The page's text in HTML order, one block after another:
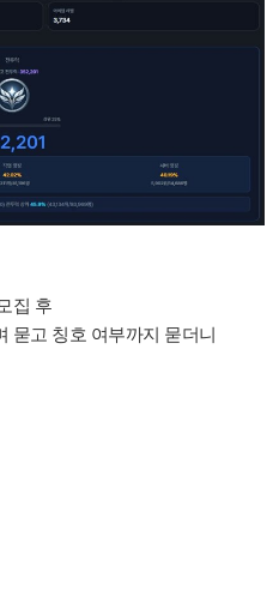
집 후
묻고 칭호 여부까지 묻더니